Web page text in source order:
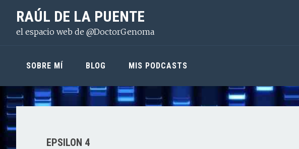
principal
contenido
lateral
RAÚL DE LA PUENTE
el espacio web de @DoctorGenoma
SOBRE MÍ BLOG MIS PODCASTS
EPSILON 4